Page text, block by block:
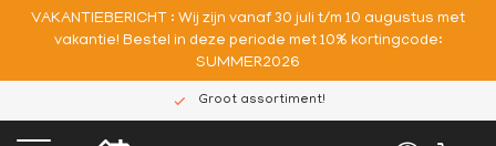
VAKANTIEBERICHT : Wij zijn vanaf 30 juli t/m 10 augustus met
vakantie! Bestel in deze periode met 10% kortingcode:
SUMMER2026
Groot assortiment!